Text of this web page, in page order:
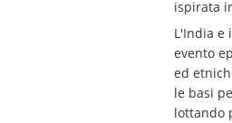
ispirata
L'India e
evento
ed
le basi
lottando